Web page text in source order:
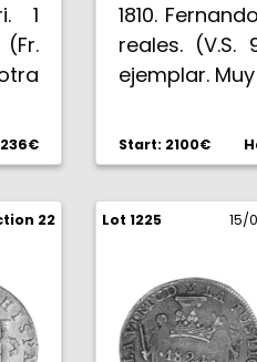
1
1810.
reales. (V.S.
ejemplar.
Start: 2100€
22 Lot 1225 15/